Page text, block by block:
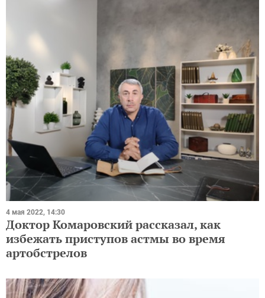
4 мая 2022, 14:30
Доктор Комаровский рассказал, как
избежать приступов астмы во время
артобстрелов